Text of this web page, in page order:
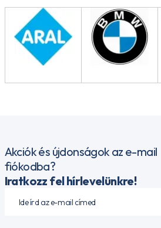
Akciók és újdonságok az e-mail
fiókodba?
Iratkozz fel hírlevelünkre!